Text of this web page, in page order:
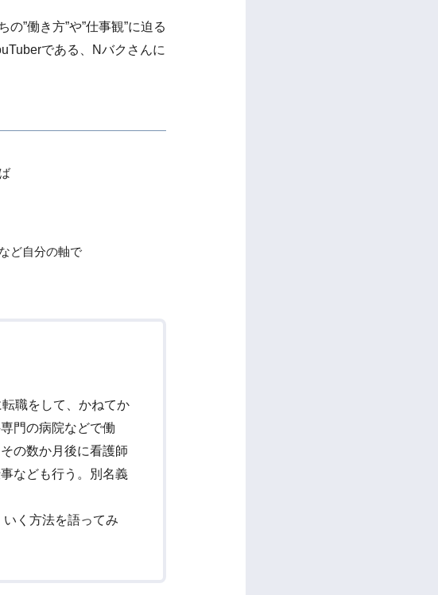
”働き方”や”仕事観”に迫る
である、Nバクさんに
ど自分の軸で
職をして、かねてか
門の病院などで働
の数か月後に看護師
なども行う。別名義
く方法を語ってみ